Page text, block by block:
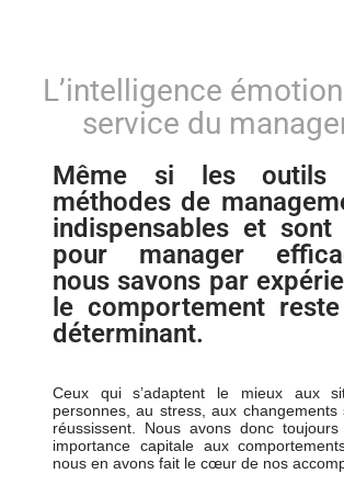
L’intelligence
service du
Même si les
méthodes de
indispensables et
pour manager
nous savons par
le comportement
déterminant.
Ceux qui s’adaptent le mieux aux
personnes, au stress, aux changements
réussissent. Nous avons donc
importance capitale aux
nous en avons fait le cœur de nos